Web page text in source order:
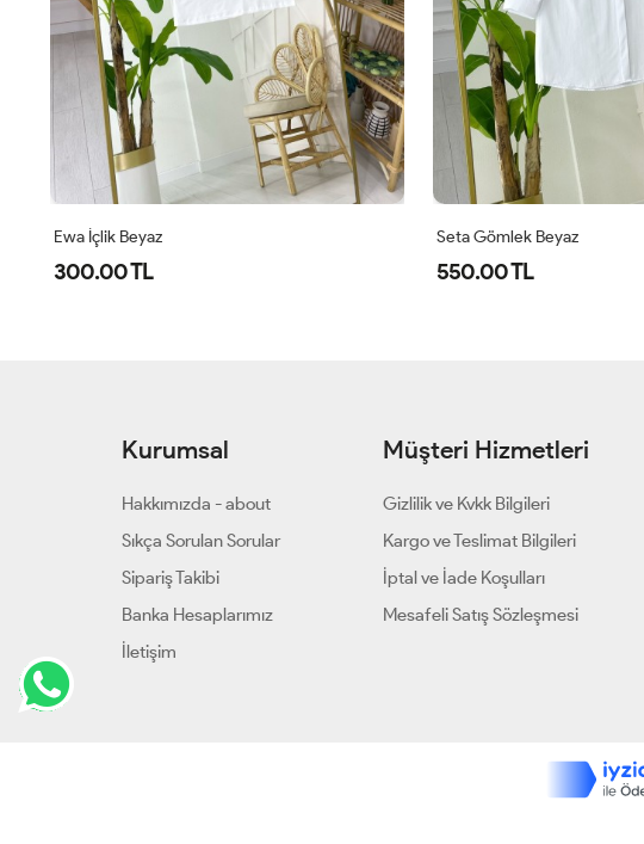
Seta Gömlek Beyaz
550.00 TL
Tara Gömlek Beyaz
450.00 TL
Kurumsal
Hakkımızda - about
Sıkça Sorulan Sorular
Sipariş Takibi
Banka Hesaplarımız
İletişim
Müşteri Hizmetleri
Gizlilik ve Kvkk Bilgileri
Kargo ve Teslimat Bilgileri
İptal ve İade Koşulları
Mesafeli Satış Sözleşmesi